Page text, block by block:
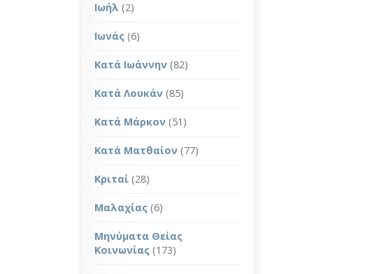
Ιωήλ (2)
Ιωνάς (6)
Κατά Ιωάννην (82)
Κατά Λουκάν (85)
Κατά Μάρκον (51)
Κατά Ματθαίον (77)
Κριταί (28)
Μαλαχίας (6)
Μηνύματα Θείας
Κοινωνίας (173)